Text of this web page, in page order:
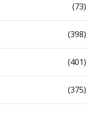
(73)
(398)
(401)
(375)